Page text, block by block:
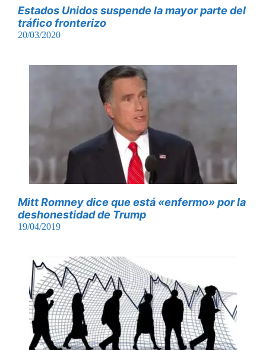
Estados Unidos suspende la mayor parte del
tráfico fronterizo
20/03/2020
Mitt Romney dice que está «enfermo» por la
deshonestidad de Trump
19/04/2019